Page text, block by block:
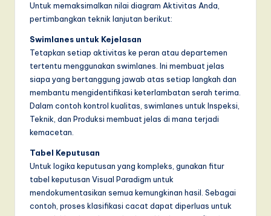
Untuk memaksimalkan nilai diagram Aktivitas Anda,
pertimbangkan teknik lanjutan berikut:
Swimlanes untuk Kejelasan
Tetapkan setiap aktivitas ke peran atau departemen
tertentu menggunakan swimlanes. Ini membuat jelas
siapa yang bertanggung jawab atas setiap langkah dan
membantu mengidentifikasi keterlambatan serah terima.
Dalam contoh kontrol kualitas, swimlanes untuk Inspeksi,
Teknik, dan Produksi membuat jelas di mana terjadi
kemacetan.
Tabel Keputusan
Untuk logika keputusan yang kompleks, gunakan fitur
tabel keputusan Visual Paradigm untuk
mendokumentasikan semua kemungkinan hasil. Sebagai
contoh, proses klasifikasi cacat dapat diperluas untuk